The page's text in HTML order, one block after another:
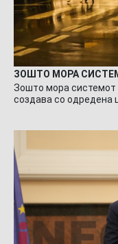
ЗОШТО МОРА
Зошто мора системот
создава со одредена